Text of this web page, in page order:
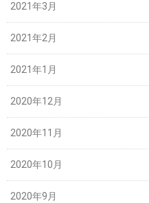
2021年3月
2021年2月
2021年1月
2020年12月
2020年11月
2020年10月
2020年9月